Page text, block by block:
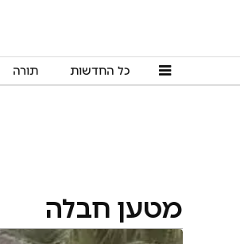
כל החדשות תורה
מטען חבלה